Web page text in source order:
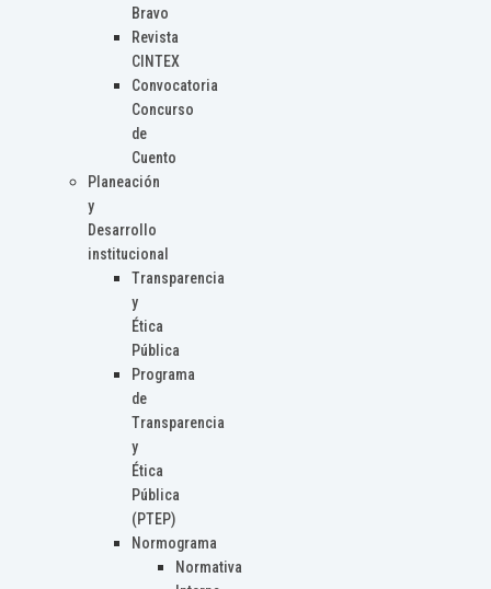
Bravo
Revista
CINTEX
Convocatoria
Concurso
de
Cuento
Planeación
y
Desarrollo
institucional
Transparencia
y
Ética
Pública
Programa
de
Transparencia
y
Ética
Pública
(PTEP)
Normograma
Normativa